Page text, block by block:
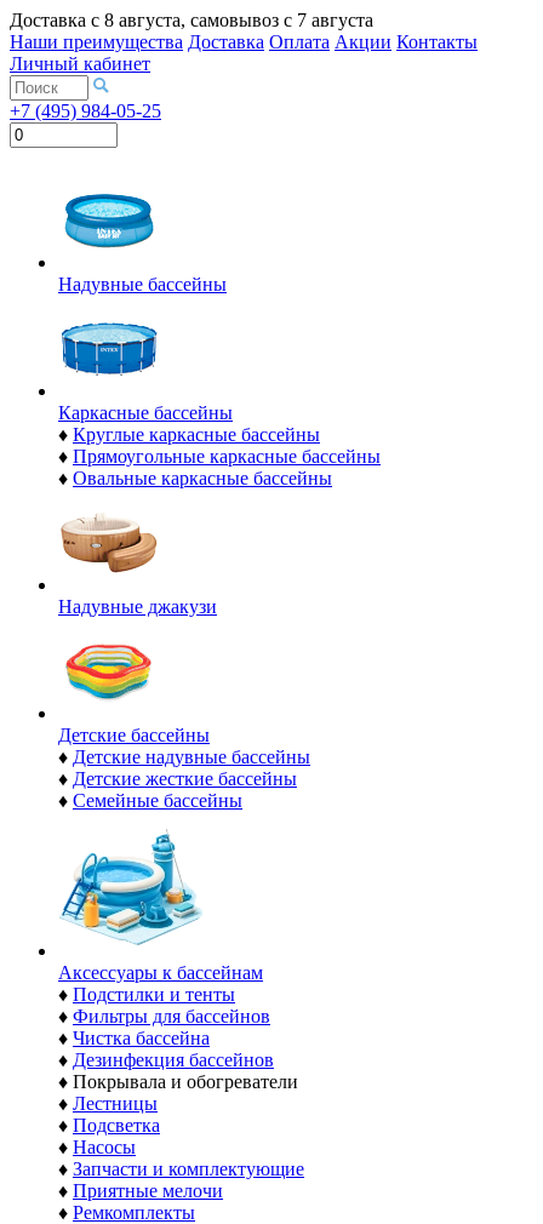
Доставка с 8 августа, самовывоз с 7 августа
Наши преимущества Доставка Оплата Акции Контакты
Личный кабинет
+7 (495) 984-05-25
Надувные бассейны
Каркасные бассейны
♦ Круглые каркасные бассейны
♦ Прямоугольные каркасные бассейны
♦ Овальные каркасные бассейны
Надувные джакузи
Детские бассейны
♦ Детские надувные бассейны
♦ Детские жесткие бассейны
♦ Семейные бассейны
Аксессуары к бассейнам
♦ Подстилки и тенты
♦ Фильтры для бассейнов
♦ Чистка бассейна
♦ Дезинфекция бассейнов
♦ Покрывала и обогреватели
♦ Лестницы
♦ Подсветка
♦ Насосы
♦ Запчасти и комплектующие
♦ Приятные мелочи
♦ Ремкомплекты